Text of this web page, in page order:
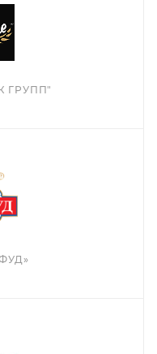
ГРУПП"